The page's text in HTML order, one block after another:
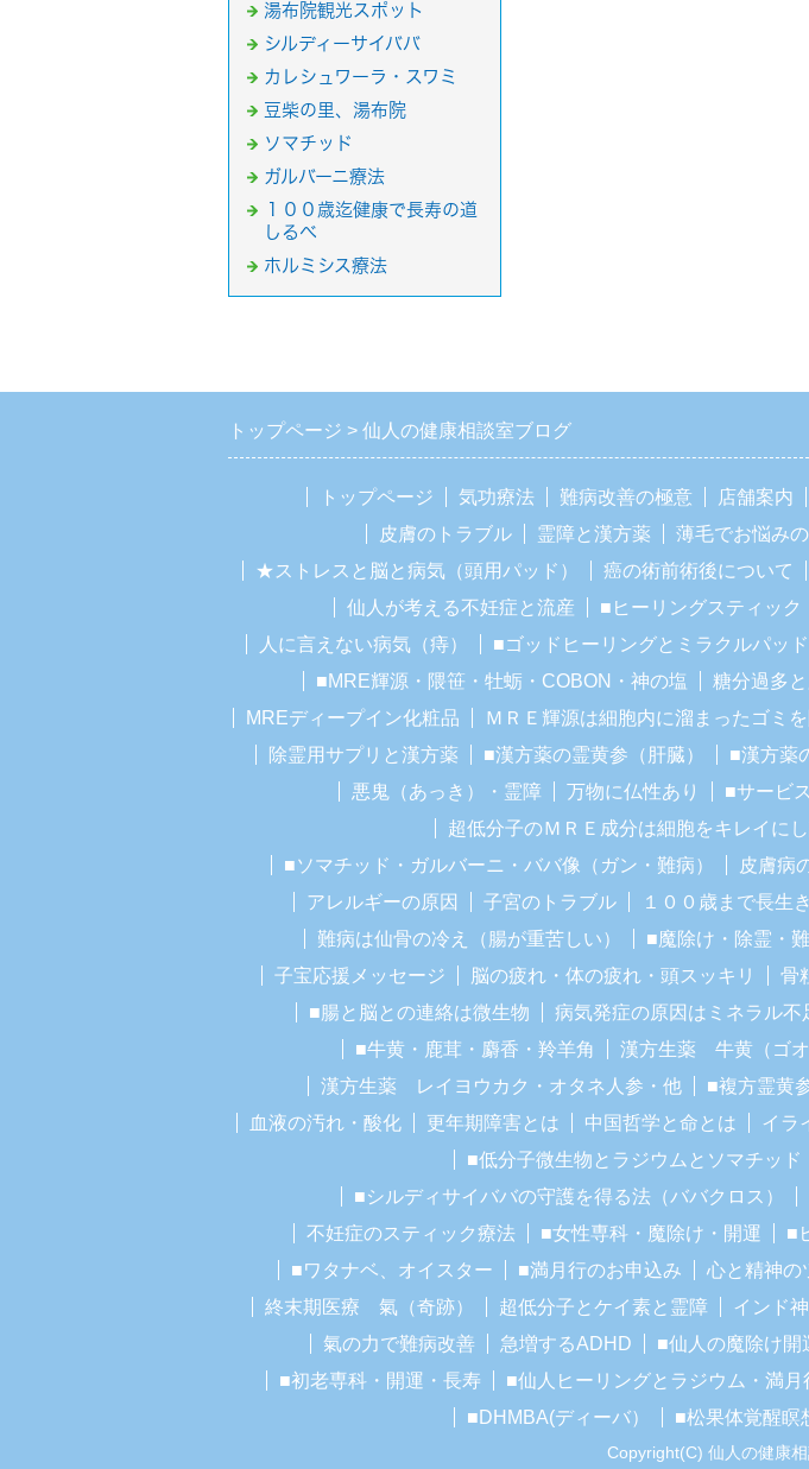
湯布院観光スポット
シルディーサイババ
カレシュワーラ・スワミ
豆柴の里、湯布院
ソマチッド
ガルバーニ療法
１００歳迄健康で長寿の道
しるべ
ホルミシス療法
トップページ 仙人の健康相談室ブログ
トップページ 気功療法 難病改善の極意 店舗案内
皮膚のトラブル
霊障と漢方薬 薄毛でお悩み
★ストレスと脳と病気（頭用パッド）
癌の術前術後について
仙人が考える不妊症と流産
■ヒーリングスティック
人に言えない病気（痔）
■ゴッドヒーリングとミラクルパッド
■MRE輝源・隈笹・牡蛎・COBON・神の塩
糖分過多
MREディープイン化粧品
ＭＲＥ輝源は細胞内に溜まったゴミ
除霊用サプリと漢方薬
■漢方薬の霊黄参（肝臓） ■漢方薬
悪鬼（あっき）・霊障
万物に仏性あり ■サービ
超低分子のＭＲＥ成分は細胞をキレイにし
■ソマチッド・ガルバーニ・ババ像（ガン・難病）
皮膚病
アレルギーの原因
子宮のトラブル １００歳まで長生
難病は仙骨の冷え（腸が重苦しい）
■魔除け・除霊・
子宝応援メッセージ
脳の疲れ・体の疲れ・頭スッキリ 骨
■腸と脳との連絡は微生物
病気発症の原因はミネラル不
■牛黄・鹿茸・麝香・羚羊角
漢方生薬 牛黄（ゴ
漢方生薬 レイヨウカク・オタネ人参・他
■複方霊黄
血液の汚れ・酸化
更年期障害とは 中国哲学と命とは イラ
■低分子微生物とラジウムとソマチッド
■シルディサイババの守護を得る法（ババクロス）
不妊症のスティック療法
■女性専科・魔除け・開運 ■
■ワタナベ、オイスター
■満月行のお申込み 心と精神の
終末期医療 氣（奇跡）
超低分子とケイ素と霊障 インド
氣の力で難病改善
急増するADHD ■仙人の魔除け開
■初老専科・開運・長寿
■仙人ヒーリングとラジウム・満月
■DHMBA(ディーバ）
■松果体覚醒瞑
Copyright(C) 仙人の健康